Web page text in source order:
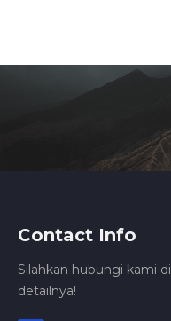
Contact Info
Silahkan hubungi kami
detailnya!